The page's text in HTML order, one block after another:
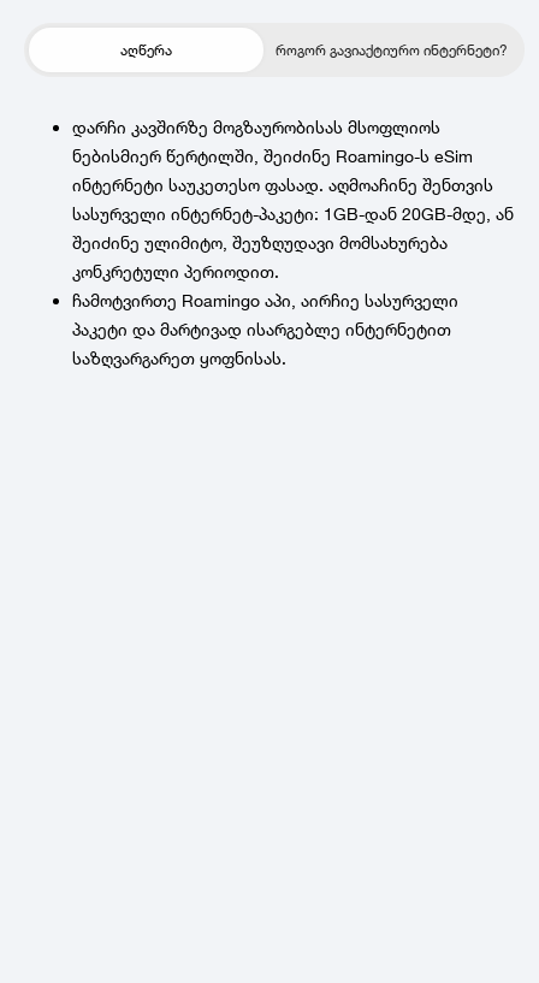
აღწერა როგორ გავიაქტიურო ინტერნეტი?
დარჩი კავშირზე მოგზაურობისას მსოფლიოს
ნებისმიერ წერტილში, შეიძინე Roamingo-ს eSim
ინტერნეტი საუკეთესო ფასად. აღმოაჩინე შენთვის
სასურველი ინტერნეტ-პაკეტი: 1GB-დან 20GB-მდე, ან
შეიძინე ულიმიტო, შეუზღუდავი მომსახურება
კონკრეტული პერიოდით.
ჩამოტვირთე Roamingo აპი, აირჩიე სასურველი
პაკეტი და მარტივად ისარგებლე ინტერნეტით
საზღვარგარეთ ყოფნისას.